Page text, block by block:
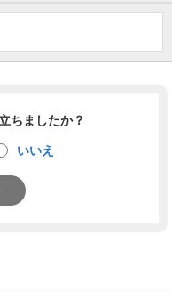
ちましたか？
いいえ